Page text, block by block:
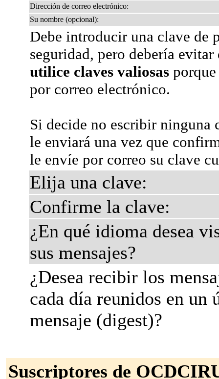
Dirección de correo electrónico:
Su nombre (opcional):
Debe introducir una clave de
seguridad, pero debería
utilice claves valiosas
por correo electrónico.
Si decide no escribir ninguna
le enviará una vez que
le envíe por correo su clave
Elija una clave:
Confirme la clave:
¿En qué idioma desea
sus mensajes?
¿Desea recibir los
cada día reunidos en un
mensaje (digest)?
Suscriptores de